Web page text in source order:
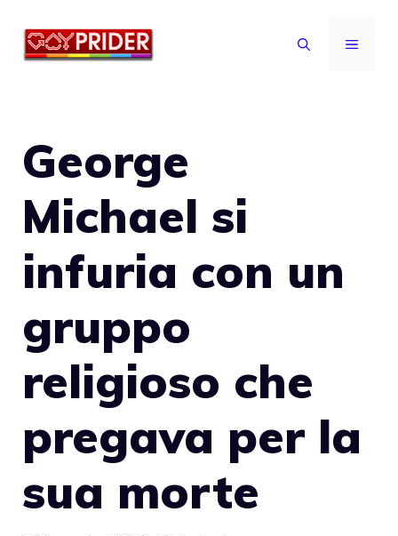
MENU
George
Michael si
infuria con un
gruppo
religioso che
pregava per la
sua morte